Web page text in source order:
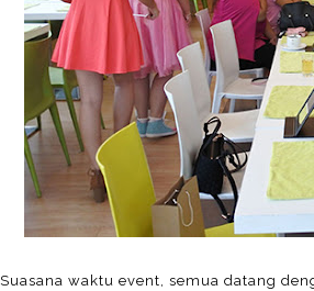
Suasana waktu event, semua datang